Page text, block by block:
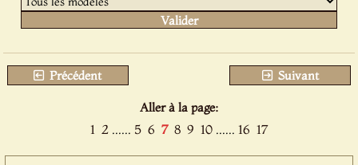
Précédent Suivant
Aller à la page:
1 2 ...... 5 6 7 8 9 10 ...... 16 17